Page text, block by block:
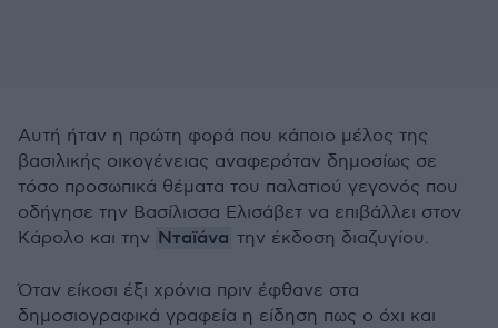
Αυτή ήταν η πρώτη φορά που κάποιο μέλος της
βασιλικής οικογένειας αναφερόταν δημοσίως σε
τόσο προσωπικά θέματα του παλατιού γεγονός που
οδήγησε την Βασίλισσα Ελισάβετ να επιβάλλει στον
Κάρολο και την Νταϊάνα την έκδοση διαζυγίου.
Όταν είκοσι έξι χρόνια πριν έφθανε στα
δημοσιογραφικά γραφεία η είδηση πως ο όχι και